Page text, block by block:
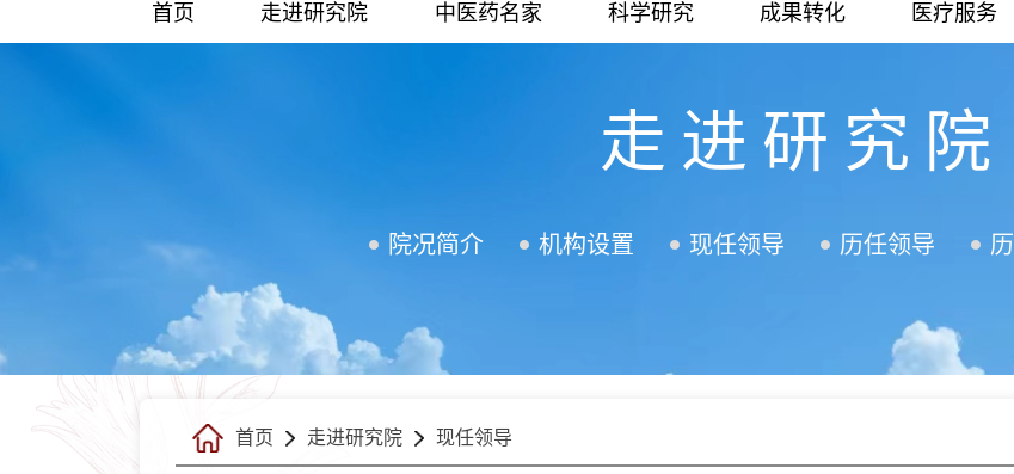
首页 走进研究院 中医药名家 科学研究 成果转化 医疗服务
走进研究院
院况简介 机构设置 现任领导 历任领导
首页 走进研究院 现任领导